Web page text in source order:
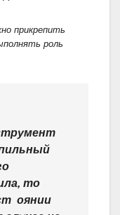
прикрепить
роль
то
оянии